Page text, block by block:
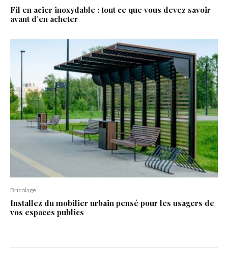
Fil en acier inoxydable : tout ce que vous devez savoir
avant d’en acheter
Bricolage
Installez du mobilier urbain pensé pour les usagers de
vos espaces publics